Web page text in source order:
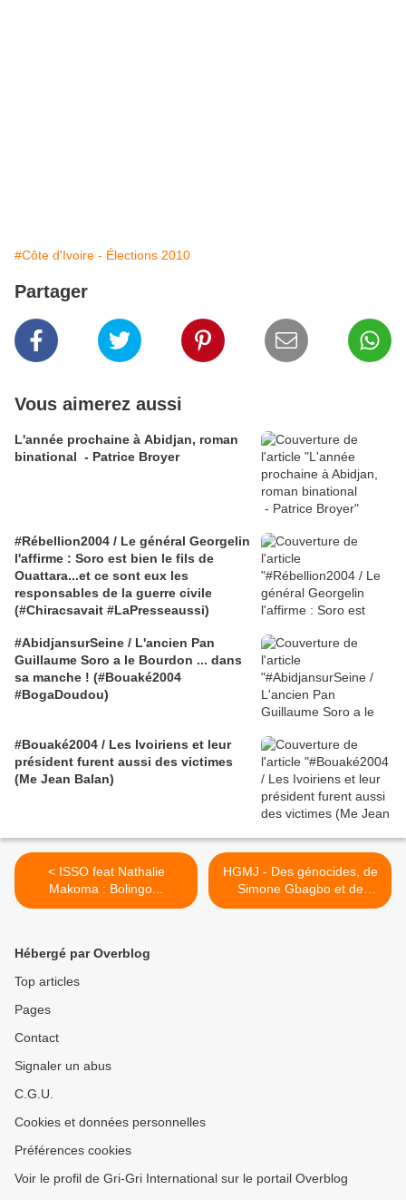
#Côte d'Ivoire - Élections 2010
Partager
Vous aimerez aussi
L'année prochaine à Abidjan, roman
binational - Patrice Broyer
#Rébellion2004 / Le général Georgelin
l'affirme : Soro est bien le fils de
Ouattara...et ce sont eux les
responsables de la guerre civile
(#Chiracsavait #LaPresseaussi)
#AbidjansurSeine / L'ancien Pan
Guillaume Soro a le Bourdon ... dans
sa manche ! (#Bouaké2004
#BogaDoudou)
#Bouaké2004 / Les Ivoiriens et leur
président furent aussi des victimes
(Me Jean Balan)
< ISSO feat Nathalie
Makoma : Bolingo...
HGMJ - Des génocides, de
Simone Gbagbo et de
Basile Mahan Gahé - Fête
Hébergé par Overblog
Top articles
Pages
Contact
Signaler un abus
C.G.U.
Cookies et données personnelles
Préférences cookies
Voir le profil de Gri-Gri International sur le portail Overblog